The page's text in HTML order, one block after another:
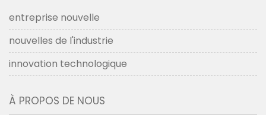
entreprise nouvelle
nouvelles de l'industrie
innovation technologique
À PROPOS DE NOUS